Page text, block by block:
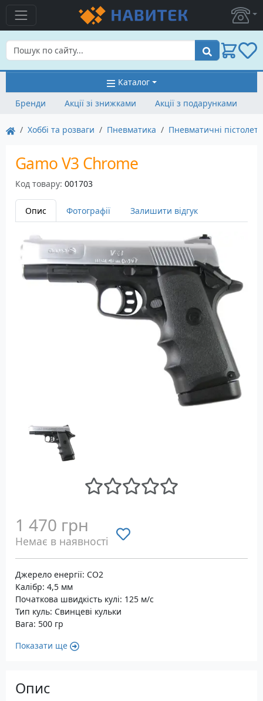
Пошук
Каталог
Бренди
Акції зі знижками Акції з подарунками
Хоббі та розваги Пневматика Пневматичні пістолети
Gamo V3 Chrome
Код товару: 001703
Опис Фотографії Залишити відгук
1 470 грн
Немає в наявності
Джерело енергії: CO2
Калібр: 4,5 мм
Початкова швидкість кулі: 125 м/с
Тип куль: Свинцеві кульки
Вага: 500 гр
Показати ще
Опис